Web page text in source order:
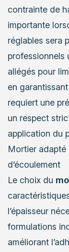
contrainte de
importante
réglables sera
professionnels
allégés pour
en
requiert une
un respect
application du
Mortier adapté
d’écoulement
Le choix du
l’épaisseur
formulations
améliorant